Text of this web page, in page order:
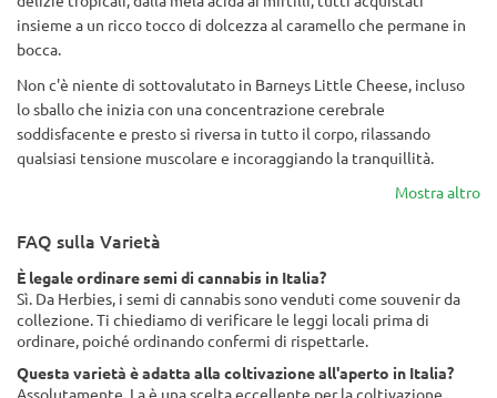
insieme a un ricco tocco di dolcezza al caramello che permane in
bocca.
Non c'è niente di sottovalutato in Barneys Little Cheese, incluso
lo sballo che inizia con una concentrazione cerebrale
soddisfacente e presto si riversa in tutto il corpo, rilassando
qualsiasi tensione muscolare e incoraggiando la tranquillità.
Mostra altro
FAQ sulla Varietà
È legale ordinare semi di cannabis in Italia?
Sì. Da Herbies, i semi di cannabis sono venduti come souvenir da
collezione. Ti chiediamo di verificare le leggi locali prima di
ordinare, poiché ordinando confermi di rispettarle.
Questa varietà è adatta alla coltivazione all'aperto in Italia?
Assolutamente. La è una scelta eccellente per la coltivazione